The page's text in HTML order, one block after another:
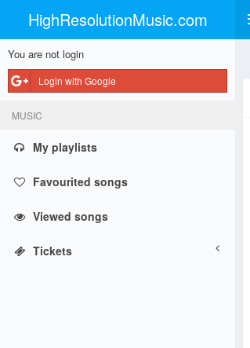
HighResolutionMusic.com
You are not login
Login with Google
MUSIC
My playlists
Favourited songs
Viewed songs
Tickets